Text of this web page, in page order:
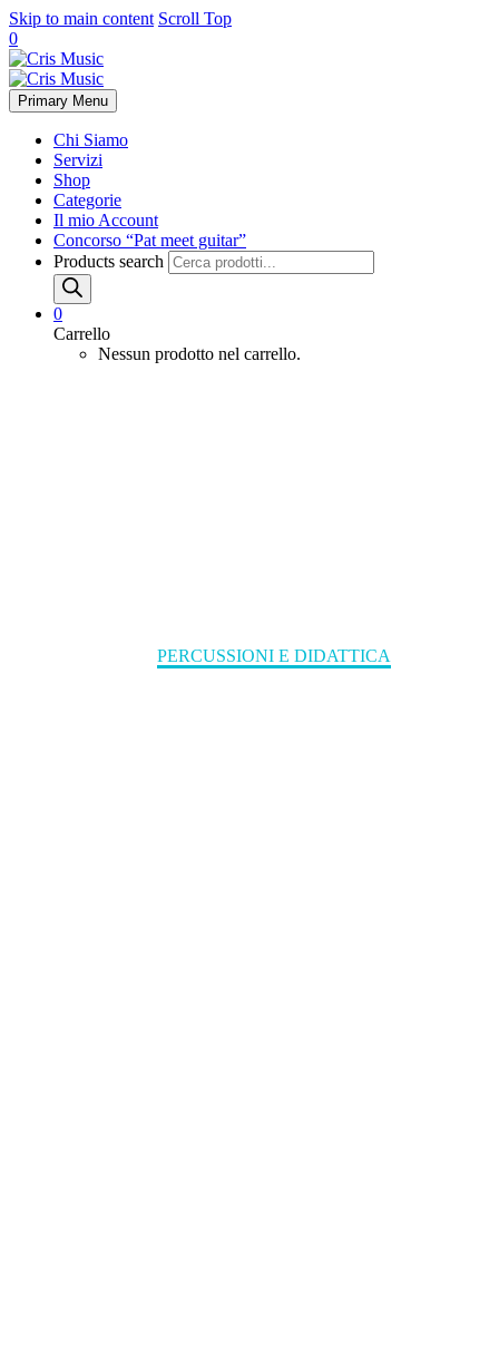
Skip to main content Scroll Top
0
Primary Menu
Chi Siamo
Servizi
Shop
Categorie
Il mio Account
Concorso “Pat meet guitar”
Products search
0
Carrello
Nessun prodotto nel carrello.
PERCUSSIONI E DIDATTICA